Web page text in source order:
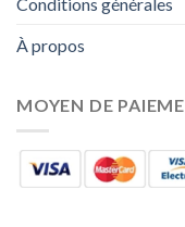
À propos
MOYEN DE